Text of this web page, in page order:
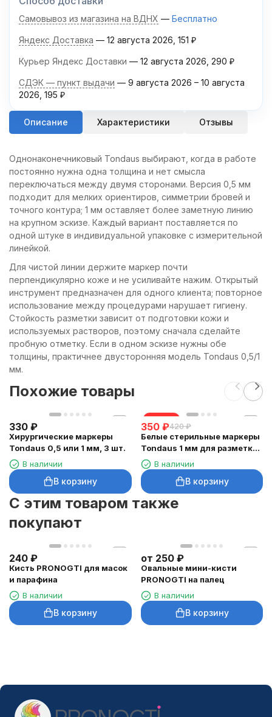
Самовывоз из магазина на ВДНХ Бесплатно
Яндекс Доставка 12 августа 2026 151 ₽
Курьер Яндекс Доставки 12 августа 2026 290 ₽
СДЭК — пункт выдачи 9 августа 2026 – 10 августа
2026 195 ₽
Описание Характеристики Отзывы
Однонаконечниковый Tondaus выбирают, когда в работе
постоянно нужна одна толщина и нет смысла
переключаться между двумя сторонами. Версия 0,5 мм
подходит для мелких ориентиров, симметрии бровей и
точного контура; 1 мм оставляет более заметную линию
на крупном эскизе. Каждый вариант поставляется по
одной штуке в индивидуальной упаковке с измерительной
линейкой.
Для чистой линии держите маркер почти
перпендикулярно коже и не усиливайте нажим. Открытый
инструмент предназначен для одного клиента; повторное
использование между процедурами нарушает гигиену.
Стойкость разметки зависит от подготовки кожи и
используемых растворов, поэтому сначала сделайте
пробную отметку. Если в одном эскизе нужны обе
толщины, практичнее двусторонняя модель Tondaus 0,5/1
мм.
Похожие товары
330 ₽
Хирургические маркеры
Tondaus 0,5 или 1 мм, 3 шт.
В наличии
В корзину
скидка
350 ₽420 ₽
Белые стерильные маркеры
Tondaus 1 мм для разметки
кожи, 3 шт.
В наличии
В корзину
C этим товаром также
покупают
240 ₽
Кисть PRONOGTI для масок
и парафина
В наличии
В корзину
от 250 ₽
Овальные мини-кисти
PRONOGTI на палец
В наличии
В корзину